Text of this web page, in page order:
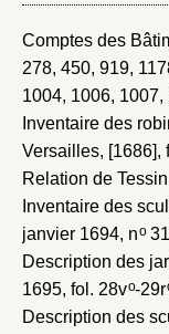
Comptes des
278, 450, 919,
1004, 1006, 1007,
Inventaire des
Versailles, [1686],
Relation de
Inventaire des
janvier 1694, no
Description des
1695, fol. 28vo-29r
Description des